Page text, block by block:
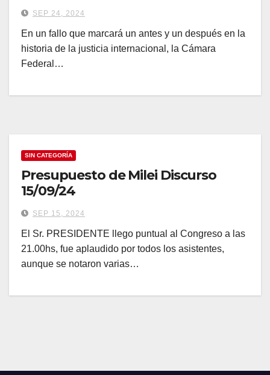
SEP 24, 2024
En un fallo que marcará un antes y un después en la
historia de la justicia internacional, la Cámara
Federal…
SIN CATEGORÍA
Presupuesto de Milei Discurso
15/09/24
SEP 15, 2024
El Sr. PRESIDENTE llego puntual al Congreso a las
21.00hs, fue aplaudido por todos los asistentes,
aunque se notaron varias…